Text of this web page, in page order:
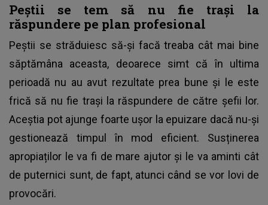
Peștii se tem să nu fie trași la
răspundere pe plan profesional
Peștii se străduiesc să-și facă treaba cât mai bine
săptămâna aceasta, deoarece simt că în ultima
perioadă nu au avut rezultate prea bune și le este
frică să nu fie trași la răspundere de către șefii lor.
Aceștia pot ajunge foarte ușor la epuizare dacă nu-și
gestionează timpul în mod eficient. Susținerea
apropiaților le va fi de mare ajutor și le va aminti cât
de puternici sunt, de fapt, atunci când se vor lovi de
provocări.